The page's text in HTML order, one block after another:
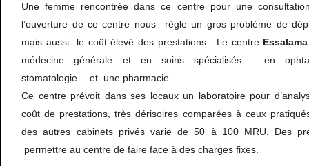
Une femme rencontrée dans ce centre pour une
l’ouverture de ce centre nous règle un gros problème de
mais aussi le coût élevé des prestations. Le centre Essalama
médecine générale et en soins spécialisés : en
stomatologie… et une pharmacie.
Ce centre prévoit dans ses locaux un laboratoire pour
coût de prestations, très dérisoires comparées à ceux
des autres cabinets privés varie de 50 à 100 MRU. Des
permettre au centre de faire face à des charges fixes.